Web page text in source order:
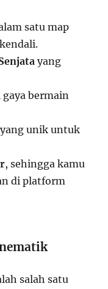
satu map
yang
bermain
yang unik untuk
, sehingga kamu
di platform
salah satu